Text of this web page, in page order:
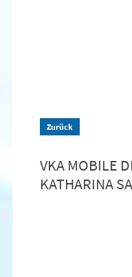
Zurück
VKA MOBILE
KATHARINA